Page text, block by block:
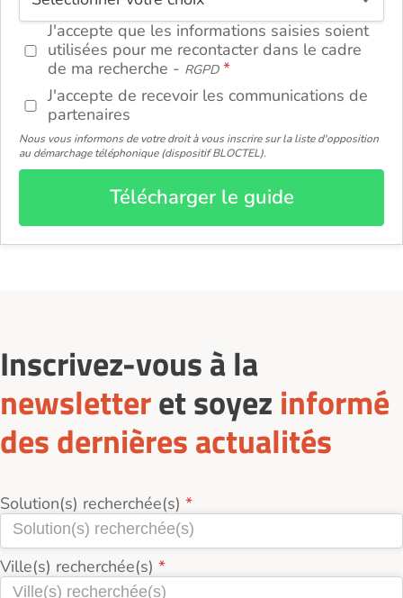
J'accepte que les informations saisies soient
utilisées pour me recontacter dans le cadre
de ma recherche - RGPD
J'accepte de recevoir les communications de
partenaires
Nous vous informons de votre droit à vous inscrire sur la liste d'opposition
au démarchage téléphonique (dispositif BLOCTEL).
Télécharger le guide
ou
Inscrivez-vous à la
newsletteret soyez informé
des dernières actualités
Solution(s) recherchée(s)
Ville(s) recherchée(s)